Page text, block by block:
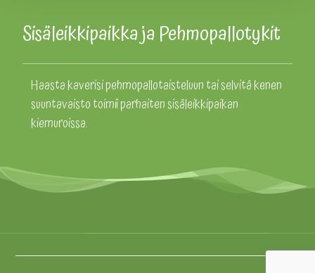
Sisäleikkipaikka ja Pehmopallotykit
Haasta kaverisi pehmopallotaisteluun tai selvitä kenen
suuntavaisto toimii parhaiten sisäleikkipaikan
kiemuroissa.